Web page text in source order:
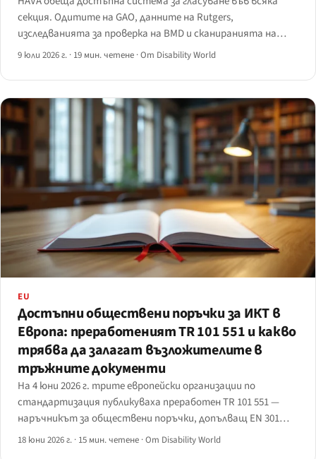
секция. Одитите на GAO, данните на Rutgers,
изследванията за проверка на BMD и сканиранията на
сайтове за регистрация показват оставащата разлика
9 юли 2026 г. · 19 мин. четене ·От Disability World
EU
Достъпни обществени поръчки за ИКТ в
Европа: преработеният TR 101 551 и какво
трябва да залагат възложителите в
тръжните документи
На 4 юни 2026 г. трите европейски организации по
стандартизация публикуваха преработен TR 101 551 —
наръчникът за обществени поръчки, допълващ EN 301
549. Какво се променя за възложителите и за
18 юни 2026 г. · 15 мин. четене ·От Disability World